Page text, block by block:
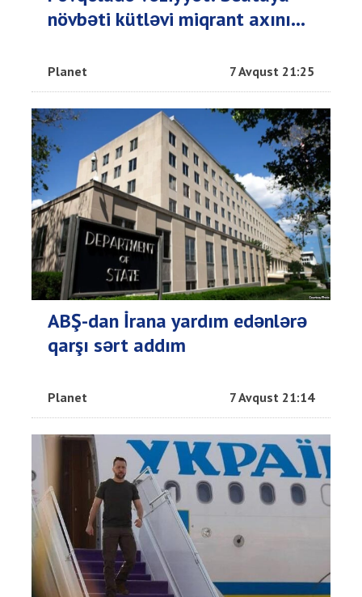
növbəti kütləvi miqrant axını...
Planet 7 Avqust 21:25
ABŞ-dan İrana yardım edənlərə
qarşı sərt addım
Planet 7 Avqust 21:14